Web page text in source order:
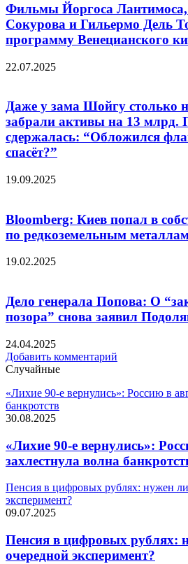
Фильмы Йоргоса Лантимоса,
Сокурова и Гильермо Дель
программу Венецианского
22.07.2025
Даже у зама Шойгу столько
забрали активы на 13 млрд.
сдержалась: “Обложился
спасёт?”
19.09.2025
Bloomberg: Киев попал в
по редкоземельным
19.02.2025
Дело генерала Попова: О
позора” снова заявил
24.04.2025
Добавить комментарий
Случайные
«Лихие 90-е вернулись»: Россию в
банкротств
30.08.2025
«Лихие 90-е вернулись»:
захлестнула волна
Пенсия в цифровых рублях: нужен
эксперимент?
09.07.2025
Пенсия в цифровых рублях:
очередной эксперимент?